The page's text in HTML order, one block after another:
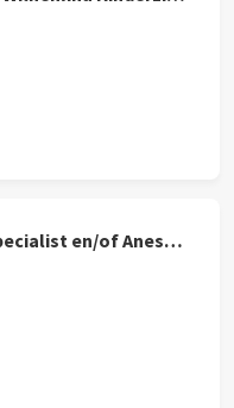
Sedatie Praktijk Specialist en/of Anesthesiemedewerker 24-36u